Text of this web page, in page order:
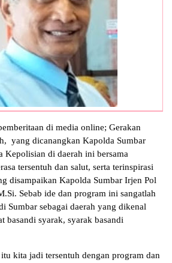
di media online; Gerakan
yang dicanangkan Kapolda Sumbar
Kepolisian di daerah ini bersama
tersentuh dan salut, serta terinspirasi
disampaikan Kapolda Sumbar Irjen Pol
Sebab ide dan program ini sangatlah
Sumbar sebagai daerah yang dikenal
basandi syarak, syarak basandi
kita jadi tersentuh dengan program dan